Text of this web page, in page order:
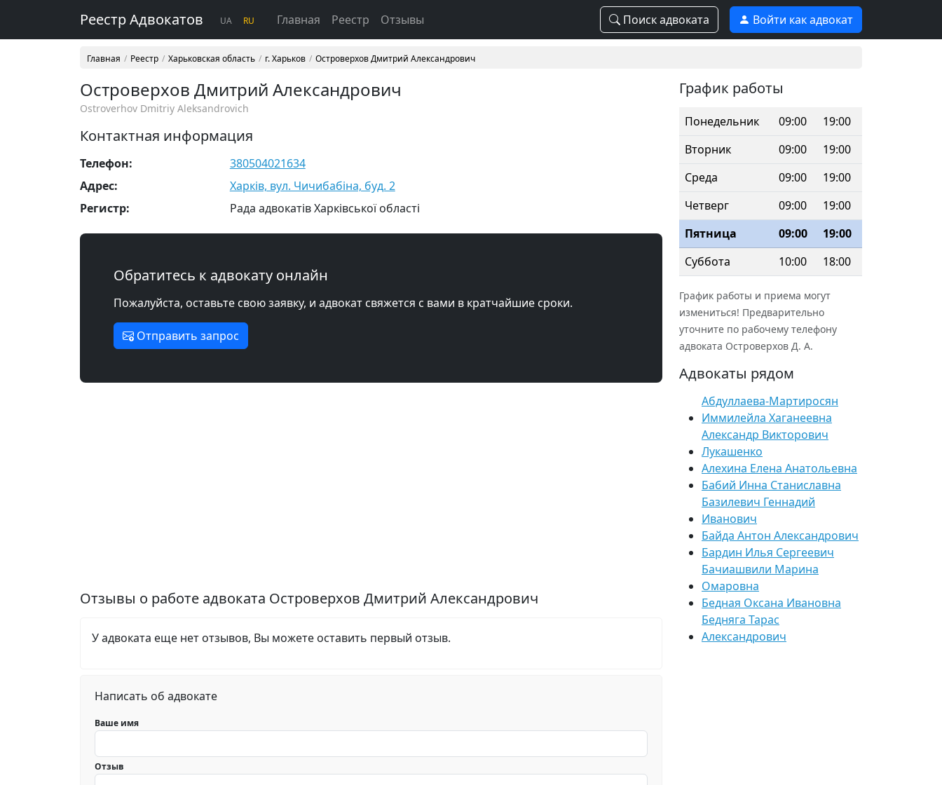
Реестр Адвокатов UA RU Главная Реестр Отзывы Поиск адвоката Войти как адвокат
Главная Реестр Харьковская область г. Харьков Островерхов Дмитрий Александрович
Островерхов Дмитрий Александрович
Ostroverhov Dmitriy Aleksandrovich
Контактная информация
Телефон:
380504021634
Адрес:
Харків, вул. Чичибабіна, буд. 2
Регистр:
Рада адвокатів Харківської області
Обратитесь к адвокату онлайн
Пожалуйста, оставьте свою заявку, и адвокат свяжется с вами в кратчайшие сроки.
Отправить запрос
Отзывы о работе адвоката Островерхов Дмитрий Александрович
У адвоката еще нет отзывов, Вы можете оставить первый отзыв.
Написать об адвокате
Ваше имя
Отзыв
График работы
Понедельник 09:00
19:00
Вторник
09:00
19:00
Среда
09:00
19:00
Четверг
09:00
19:00
Пятница
09:00
19:00
Суббота
10:00 18:00
График работы и приема могут
измениться! Предварительно
уточните по рабочему телефону
адвоката Островерхов Д. А.
Адвокаты рядом
Абдуллаева-Мартиросян
Иммилейла Хаганеевна
Александр Викторович
Лукашенко
Алехина Елена Анатольевна
Бабий Инна Станиславна
Базилевич Геннадий
Иванович
Байда Антон Александрович
Бардин Илья Сергеевич
Бачиашвили Марина
Омаровна
Бедная Оксана Ивановна
Бедняга Тарас
Александрович